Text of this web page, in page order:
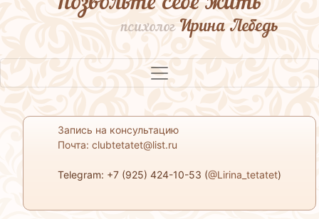
психологИрина Лебедь
Запись на консультацию
Почта: clubtetatet@list.ru
Telegram: +7 (925) 424-10-53 (@Lirina_tetatet)